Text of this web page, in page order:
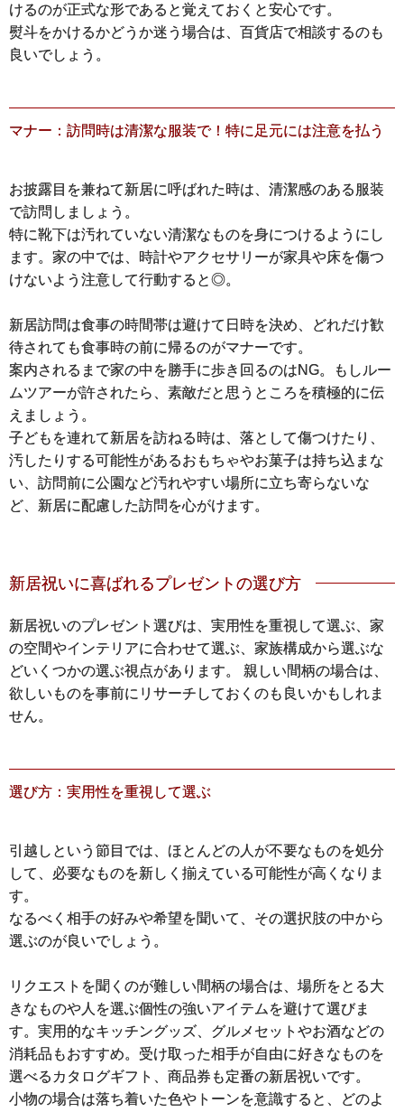
けるのが正式な形であると覚えておくと安心です。
熨斗をかけるかどうか迷う場合は、百貨店で相談するのも
良いでしょう。
マナー：訪問時は清潔な服装で！特に足元には注意を払う
お披露目を兼ねて新居に呼ばれた時は、清潔感のある服装
で訪問しましょう。
特に靴下は汚れていない清潔なものを身につけるようにし
ます。家の中では、時計やアクセサリーが家具や床を傷つ
けないよう注意して行動すると◎。
新居訪問は食事の時間帯は避けて日時を決め、どれだけ歓
待されても食事時の前に帰るのがマナーです。
案内されるまで家の中を勝手に歩き回るのはNG。もしルー
ムツアーが許されたら、素敵だと思うところを積極的に伝
えましょう。
子どもを連れて新居を訪ねる時は、落として傷つけたり、
汚したりする可能性があるおもちゃやお菓子は持ち込まな
い、訪問前に公園など汚れやすい場所に立ち寄らないな
ど、新居に配慮した訪問を心がけます。
新居祝いに喜ばれるプレゼントの選び方
新居祝いのプレゼント選びは、実用性を重視して選ぶ、家
の空間やインテリアに合わせて選ぶ、家族構成から選ぶな
どいくつかの選ぶ視点があります。 親しい間柄の場合は、
欲しいものを事前にリサーチしておくのも良いかもしれま
せん。
選び方：実用性を重視して選ぶ
引越しという節目では、ほとんどの人が不要なものを処分
して、必要なものを新しく揃えている可能性が高くなりま
す。
なるべく相手の好みや希望を聞いて、その選択肢の中から
選ぶのが良いでしょう。
リクエストを聞くのが難しい間柄の場合は、場所をとる大
きなものや人を選ぶ個性の強いアイテムを避けて選びま
す。実用的なキッチングッズ、グルメセットやお酒などの
消耗品もおすすめ。受け取った相手が自由に好きなものを
選べるカタログギフト、商品券も定番の新居祝いです。
小物の場合は落ち着いた色やトーンを意識すると、どのよ